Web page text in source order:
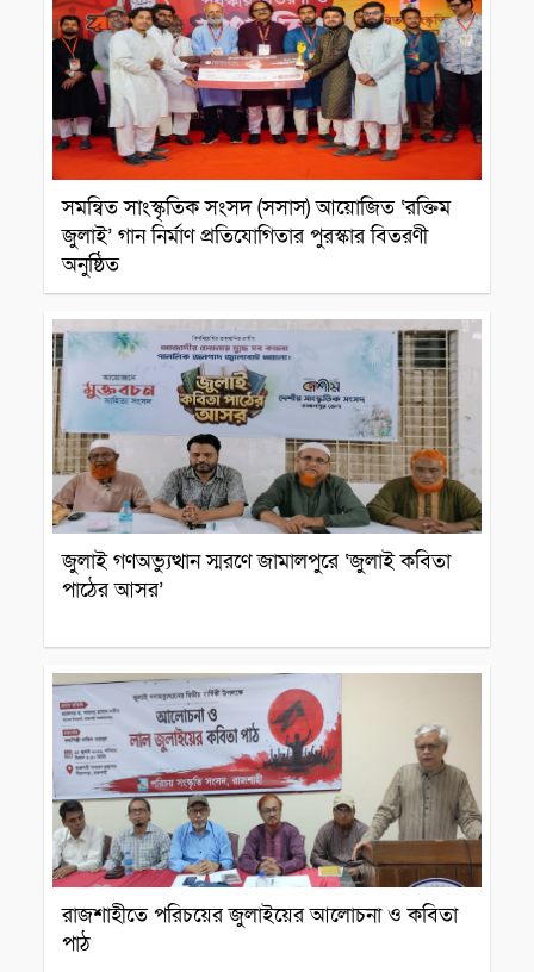
সমন্বিত সাংস্কৃতিক সংসদ (সসাস) আয়োজিত ‘রক্তিম
জুলাই’ গান নির্মাণ প্রতিযোগিতার পুরস্কার বিতরণী
অনুষ্ঠিত
সাংস্কৃতিক প্রতিষ্ঠান
জুলাই গণঅভ্যুত্থান স্মরণে জামালপুরে ‘জুলাই কবিতা
পাঠের আসর’
সাংস্কৃতিক প্রতিষ্ঠান
রাজশাহীতে পরিচয়ের জুলাইয়ের আলোচনা ও কবিতা
পাঠ